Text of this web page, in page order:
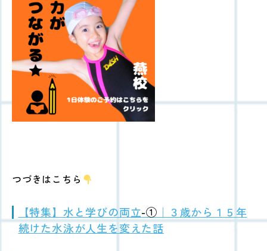
つづきはこちら
【特集】水と学びの両立-① ｜３歳から１５年
続けた水泳が人生を変えた話